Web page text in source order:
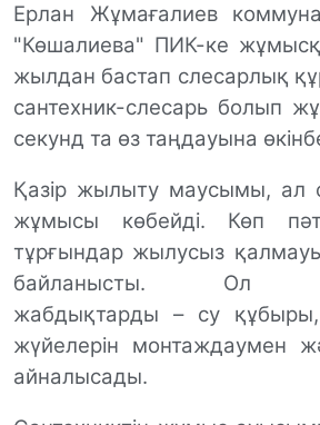
Ерлан Жұмағалиев
"Көшалиева" ПИК-ке
жылдан бастап слесарлық
сантехник-слесарь болып
секунд та өз таңдауына
Қазір жылыту маусымы, ал
жұмысы көбейді. Көп
тұрғындар жылусыз қалмау
байланысты. Ол
жабдықтарды – су
жүйелерін монтаждаумен
айналысады.